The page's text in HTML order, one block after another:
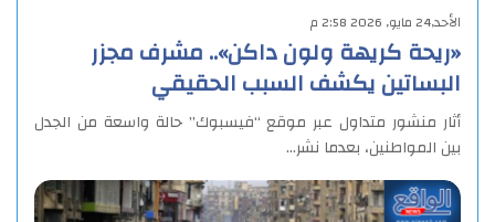
الأحد,24 مايو, 2026 2:58 م
«ريحة كريهة ولون داكن».. مشرف مجزر
البساتين يكشف السبب الحقيقي
أثار منشور متداول عبر موقع “فيسبوك” حالة واسعة من الجدل
بين المواطنين، بعدما نشر…